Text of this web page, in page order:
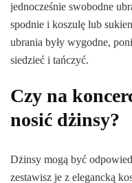
jednocześnie swobodne
spodnie i koszulę lub
ubrania były wygodne,
siedzieć i tańczyć.
Czy na
nosić dżinsy?
Dżinsy mogą być
zestawisz je z elegancką